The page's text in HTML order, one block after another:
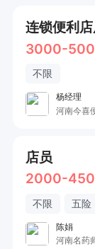
连锁便利
3000-
不限
杨经理
河南今喜
店员
2000-
不限 五险
陈娟
河南名药